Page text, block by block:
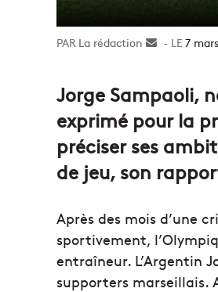
La rédaction
Envoyer
7
Jorge Sampaoli,
exprimé pour la
préciser ses
de jeu, son
Après des mois d’une
sportivement,
entraîneur. L’Argentin
supporters marseillais.